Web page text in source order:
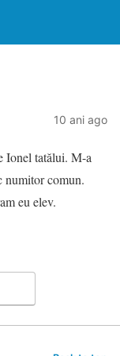
10 ani ago
Ionel tatălui. M-a
numitor comun.
eu elev.